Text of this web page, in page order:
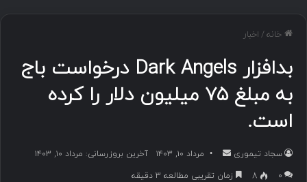
خانه/ اخبار
بدافزار Dark Angels درخواست باج
به مبلغ ۷۵ میلیون دلار را کرده
است.
سجاد تیموری مرداد ۱۰, ۱۴۰۳
آخرین بروزرسانی: مرداد ۱۰, ۱۴۰۳
۰
8 زمان تقریبی مطالعه 3 دقیقه